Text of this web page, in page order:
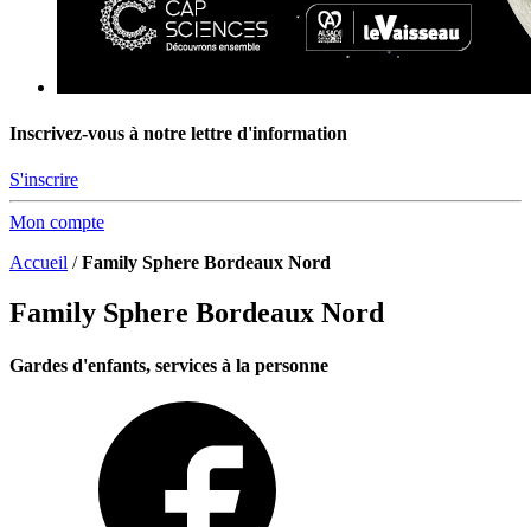
Inscrivez-vous à notre lettre d'information
S'inscrire
Mon compte
Accueil /Family Sphere Bordeaux Nord
Family Sphere Bordeaux Nord
Gardes d'enfants, services à la personne